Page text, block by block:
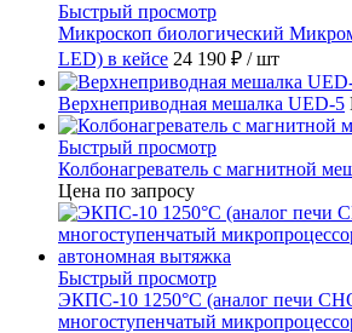
Быстрый просмотр
Микроскоп биологический
LED) в кейсе 24 190 ₽ / шт
Верхнеприводная мешалка UED-5
Быстрый просмотр
Колбонагреватель с магнитной
Цена по запросу
Быстрый просмотр
ЭКПС-10 1250°С (аналог печи
многоступенчатый